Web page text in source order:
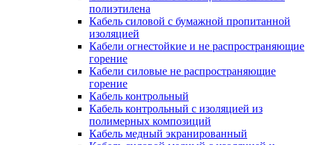
полиэтилена
Кабель силовой с бумажной пропитанной
изоляцией
Кабели огнестойкие и не распространяющие
горение
Кабели силовые не распространяющие
горение
Кабель контрольный
Кабель контрольный с изоляцией из
полимерных композиций
Кабель медный экранированный